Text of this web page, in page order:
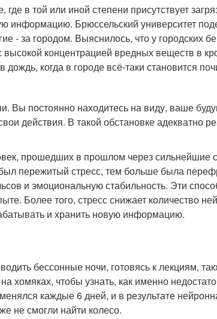
в той или иной степени присутствует
информацию. Брюссельский университет
- за городом. Выяснилось, что у городских
концентрацией вредных веществ в
когда в городе всё-таки становится
Вы постоянно находитесь на виду, ваше
действия. В такой обстановке адекватно
прошедших в прошлом через сильнейшие
пережитый стресс, тем больше была
и эмоциональную стабильность. Эти
Более того, стресс снижает количество
и хранить новую информацию.
бессонные ночи, готовясь к лекциям,
хомяках, чтобы узнать, как именно
каждые 6 дней, и в результате
не смогли найти колесо.